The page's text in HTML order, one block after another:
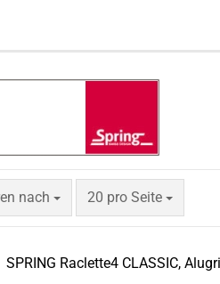
nach
nach 20 pro Seite
pro Seite
SPRING Raclette4 CLASSIC,